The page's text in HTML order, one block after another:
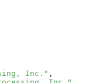
Inc."